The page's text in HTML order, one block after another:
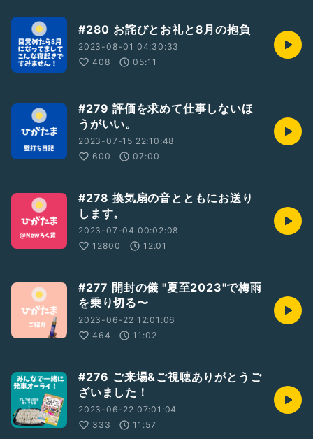
#280 お詫びとお礼と8月の抱負
2023-08-01 04:30:33
408
05:11
#279 評価を求めて仕事しないほ
うがいい。
2023-07-15 22:10:48
600
07:00
#278 換気扇の音とともにお送り
します。
2023-07-04 00:02:08
12800
12:01
#277 開封の儀 "夏至2023"で梅雨
を乗り切る〜
2023-06-22 12:01:06
464
11:02
#276 ご来場&ご視聴ありがとうご
ざいました！
2023-06-22 07:01:04
333
11:57